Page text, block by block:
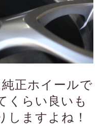
正ホイールで
くらい良いも
しますよね！